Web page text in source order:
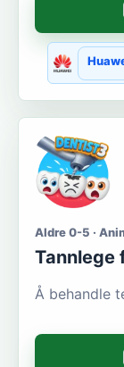
Aldre 0-5 ·
Tannlege
Å behandle